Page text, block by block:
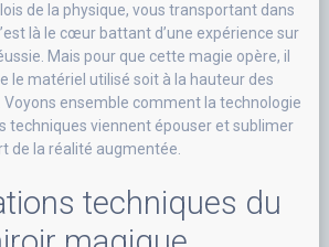
de la physique, vous transportant dans
là le cœur battant d’une expérience sur
Mais pour que cette magie opère, il
le matériel utilisé soit à la hauteur des
ensemble comment la technologie
techniques viennent épouser et sublimer
de la réalité augmentée.
techniques du